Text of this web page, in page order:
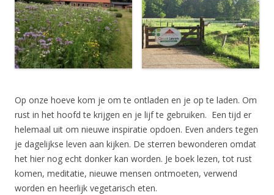
Op onze hoeve kom je om te ontladen en je op te laden. Om
rust in het hoofd te krijgen en je lijf te gebruiken. Een tijd er
helemaal uit om nieuwe inspiratie opdoen. Even anders tegen
je dagelijkse leven aan kijken. De sterren bewonderen omdat
het hier nog echt donker kan worden. Je boek lezen, tot rust
komen, meditatie, nieuwe mensen ontmoeten, verwend
worden en heerlijk vegetarisch eten.